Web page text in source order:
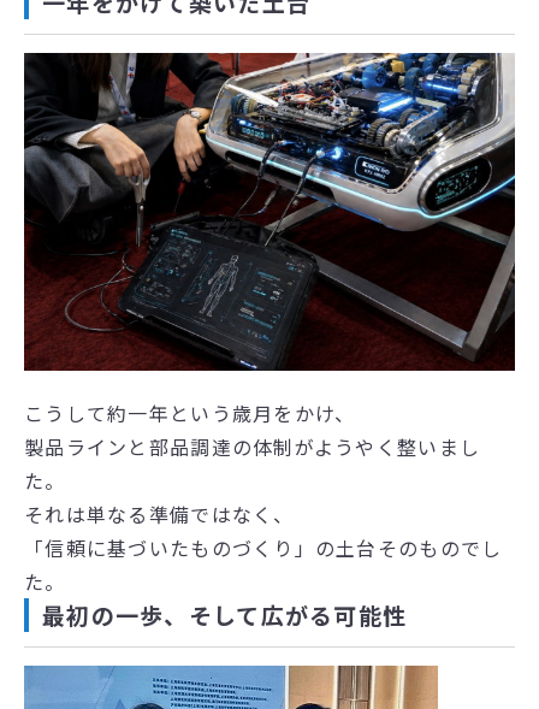
こうして約一年という歳月をかけ、
製品ラインと部品調達の体制がようやく整いまし
た。
それは単なる準備ではなく、
「信頼に基づいたものづくり」の土台そのものでし
た。
最初の一歩、そして広がる可能性